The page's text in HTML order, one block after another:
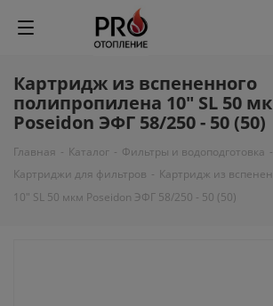
Картридж из вспененного
полипропилена 10" SL 50
Poseidon ЭФГ 58/250 - 50 (50)
Главная - Каталог - Фильтры и водоподготовка -
Картриджи для фильтров - Картридж из
10" SL 50 мкм Poseidon ЭФГ 58/250 - 50 (50)